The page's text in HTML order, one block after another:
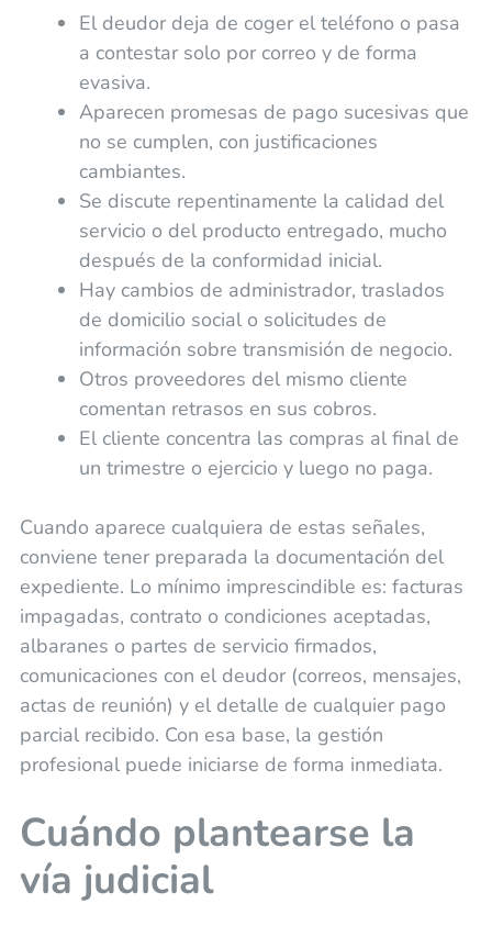
El deudor deja de coger el teléfono o pasa
a contestar solo por correo y de forma
evasiva.
Aparecen promesas de pago sucesivas que
no se cumplen, con justificaciones
cambiantes.
Se discute repentinamente la calidad del
servicio o del producto entregado, mucho
después de la conformidad inicial.
Hay cambios de administrador, traslados
de domicilio social o solicitudes de
información sobre transmisión de negocio.
Otros proveedores del mismo cliente
comentan retrasos en sus cobros.
El cliente concentra las compras al final de
un trimestre o ejercicio y luego no paga.
Cuando aparece cualquiera de estas señales,
conviene tener preparada la documentación del
expediente. Lo mínimo imprescindible es: facturas
impagadas, contrato o condiciones aceptadas,
albaranes o partes de servicio firmados,
comunicaciones con el deudor (correos, mensajes,
actas de reunión) y el detalle de cualquier pago
parcial recibido. Con esa base, la gestión
profesional puede iniciarse de forma inmediata.
Cuándo plantearse la
vía judicial